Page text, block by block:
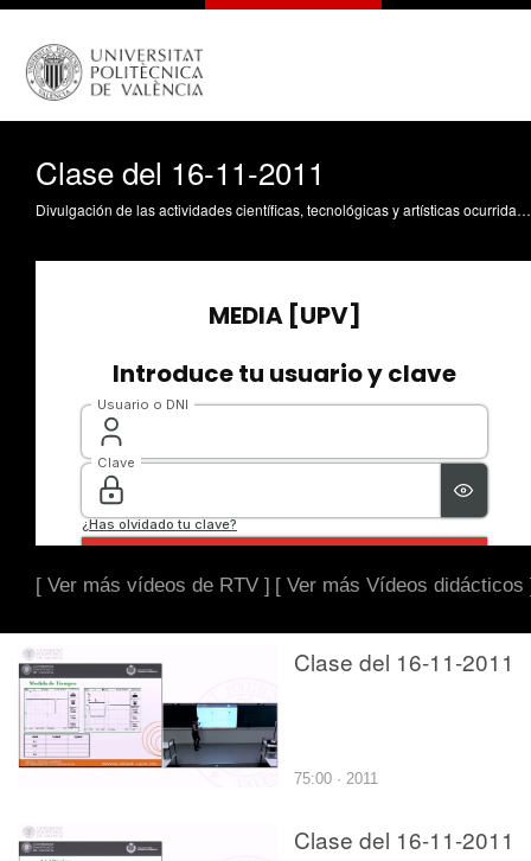
Clase del 16-11-2011
Divulgación de las actividades científicas, tecnológicas y artísticas ocurridas en los tres campus de la UPV
[ Ver más vídeos de RTV ] [ Ver más Vídeos didácticos
Clase del 16-11-2011
75:00 · 2011
Clase del 16-11-2011